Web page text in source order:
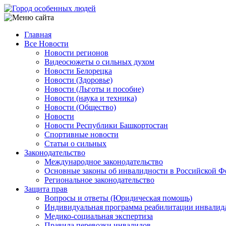
Перейти
к
содержанию
Main
navigation
Главная
Все Новости
Новости регионов
Видеосюжеты о сильных духом
Новости Белорецка
Новости (Здоровье)
Новости (Льготы и пособие)
Новости (наука и техника)
Новости (Общество)
Новости
Новости Республики Башкортостан
Спортивные новости
Статьи о сильных
Законодательство
Международное законодательство
Основные законы об инвалидности в Российской
Региональное законодательство
Защита прав
Вопросы и ответы (Юридическая помощь)
Индивидуальная программа реабилитации
Медико-социальная экспертиза